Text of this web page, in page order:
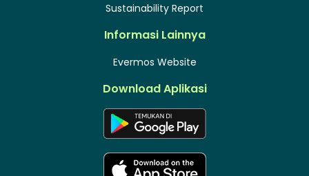
Sustainability Report
Informasi Lainnya
Evermos Website
Download Aplikasi